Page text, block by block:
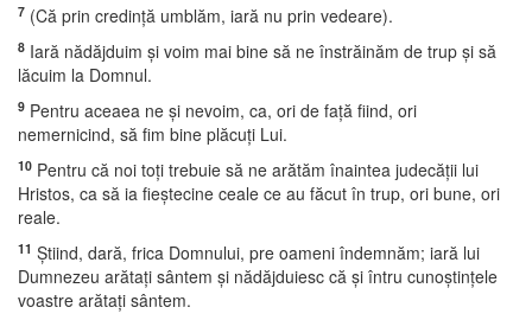
7 (Că prin credinţă umblăm, iară nu prin vedeare).
8 Iară nădăjduim şi voim mai bine să ne înstrăinăm de trup şi să
lăcuim la Domnul.
9 Pentru aceaea ne şi nevoim, ca, ori de faţă fiind, ori
nemernicind, să fim bine plăcuţi Lui.
10 Pentru că noi toţi trebuie să ne arătăm înaintea judecăţii lui
Hristos, ca să ia fieştecine ceale ce au făcut în trup, ori bune, ori
reale.
11 Ştiind, dară, frica Domnului, pre oameni îndemnăm; iară lui
Dumnezeu arătaţi sântem şi nădăjduiesc că şi întru cunoştinţele
voastre arătaţi sântem.